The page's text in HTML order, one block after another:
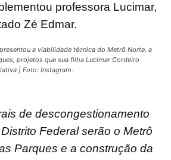
professora Lucimar,
Zé Edmar.
a viabilidade técnica do Metrô Norte, a
projetos que sua filha Lucimar Cordeiro
| Foto: Instagram.
de descongestionamento
Federal serão o Metrô
Parques e a construção da